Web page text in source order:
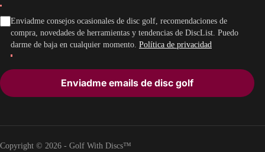
Enviadme consejos ocasionales de disc golf, recomendaciones de
compra, novedades de herramientas y tendencias de DiscList. Puedo
darme de baja en cualquier momento. Política de privacidad
Enviadme emails de disc golf
Copyright © 2026 - Golf With Discs™